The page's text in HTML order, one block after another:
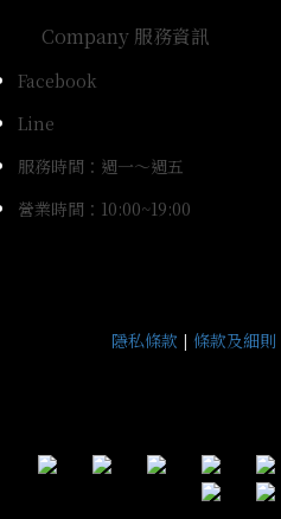
Company 服務資訊
Facebook
Line
服務時間：週一～週五
營業時間：10:00~19:00
隱私條款 | 條款及細則